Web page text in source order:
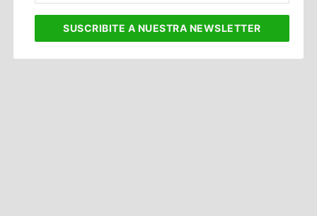
SUSCRIBITE A NUESTRA NEWSLETTER